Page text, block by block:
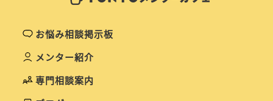
お悩み相談掲示板
メンター紹介
専門相談案内